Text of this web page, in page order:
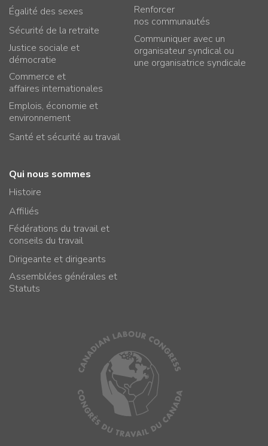
Égalité des sexes
Sécurité de la retraite
Justice sociale et
démocratie
Commerce et
affaires internationales
Emplois, économie et
environnement
Santé et sécurité au travail
Renforcer
nos communautés
Communiquer avec un
organisateur syndical ou
une organisatrice syndicale
Qui nous sommes
Histoire
Affiliés
Fédérations du travail et
conseils du travail
Dirigeante et dirigeants
Assemblées générales et
Statuts